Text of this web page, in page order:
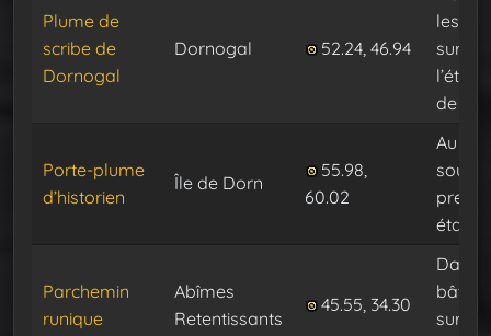
Plume de
scribe de
Dornogal
Dornogal 52.24, 46.94
les
sur
de
Porte-plume
d’historien
Île de Dorn
55.98,
60.02
Au sol,
sous
Parchemin
runique
Abîmes
Retentissants
45.55, 34.30
Dans
sur la